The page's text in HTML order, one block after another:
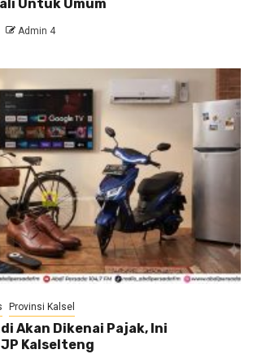
Untuk Umum
Admin 4
Provinsi Kalsel
Akan Dikenai Pajak, Ini
Kalselteng